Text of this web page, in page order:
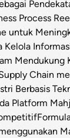
Process
untuk
Kelola
Mendukung
Chain
Berbasis
Platform